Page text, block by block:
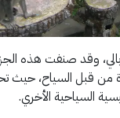
وقد صنفت هذه
من قبل السياح، حيث
السياحية الأخري.